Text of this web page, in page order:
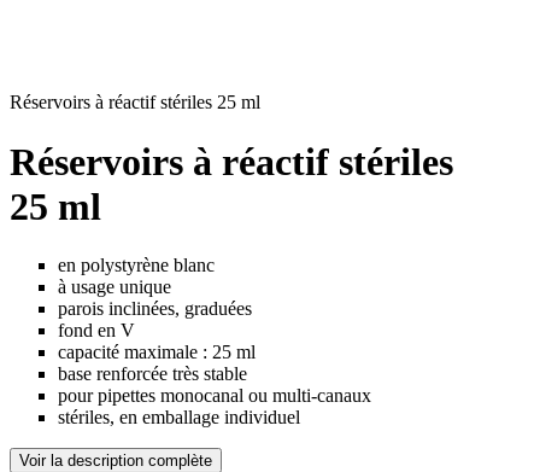
Réservoirs à réactif stériles 25 ml
Réservoirs à réactif stériles
25 ml
en polystyrène blanc
à usage unique
parois inclinées, graduées
fond en V
capacité maximale : 25 ml
base renforcée très stable
pour pipettes monocanal ou multi-canaux
stériles, en emballage individuel
Voir la description complète